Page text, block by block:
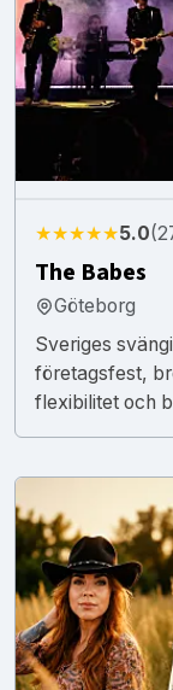
★★★★★5.0
The Babes
Göteborg
Sveriges
företagsfest,
flexibilitet och